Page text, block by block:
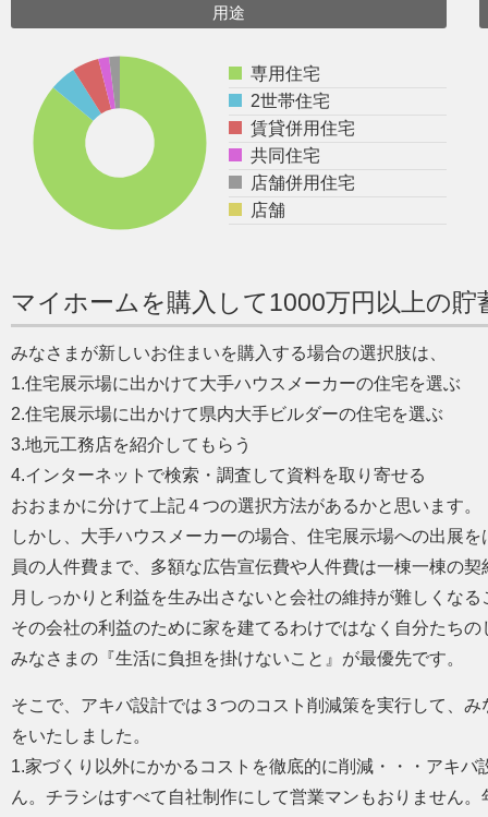
用途
専用住宅
2世帯住宅
賃貸併用住宅
共同住宅
店舗併用住宅
店舗
マイホームを購入して1000万円以上の
みなさまが新しいお住まいを購入する場合の選択肢は、
1.住宅展示場に出かけて大手ハウスメーカーの住宅を選ぶ
2.住宅展示場に出かけて県内大手ビルダーの住宅を選ぶ
3.地元工務店を紹介してもらう
4.インターネットで検索・調査して資料を取り寄せる
おおまかに分けて上記４つの選択方法があるかと思います。
しかし、大手ハウスメーカーの場合、住宅展示場への出展
員の人件費まで、多額な広告宣伝費や人件費は一棟一棟の
月しっかりと利益を生み出さないと会社の維持が難しくな
その会社の利益のために家を建てるわけではなく自分たち
みなさまの『生活に負担を掛けないこと』が最優先です。
そこで、アキバ設計では３つのコスト削減策を実行して、
をいたしました。
1.家づくり以外にかかるコストを徹底的に削減・・・アキ
ん。チラシはすべて自社制作にして営業マンもおりません